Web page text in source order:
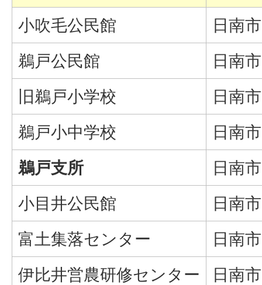
小吹毛公民館
日南
鵜戸公民館
日南
旧鵜戸小学校
日南
鵜戸小中学校
日南
鵜戸支所
日南
小目井公民館
日南
富土集落センター
日南
伊比井営農研修センター
日南